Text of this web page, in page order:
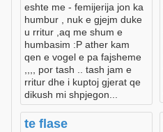
eshte me - femijerija jon ka
humbur , nuk e gjejm duke
u rritur ,aq me shum e
humbasim :P ather kam
qen e vogel e pa fajsheme
,,,, por tash .. tash jam e
rritur dhe i kuptoj gjerat qe
dikush mi shpjegon...
te flase